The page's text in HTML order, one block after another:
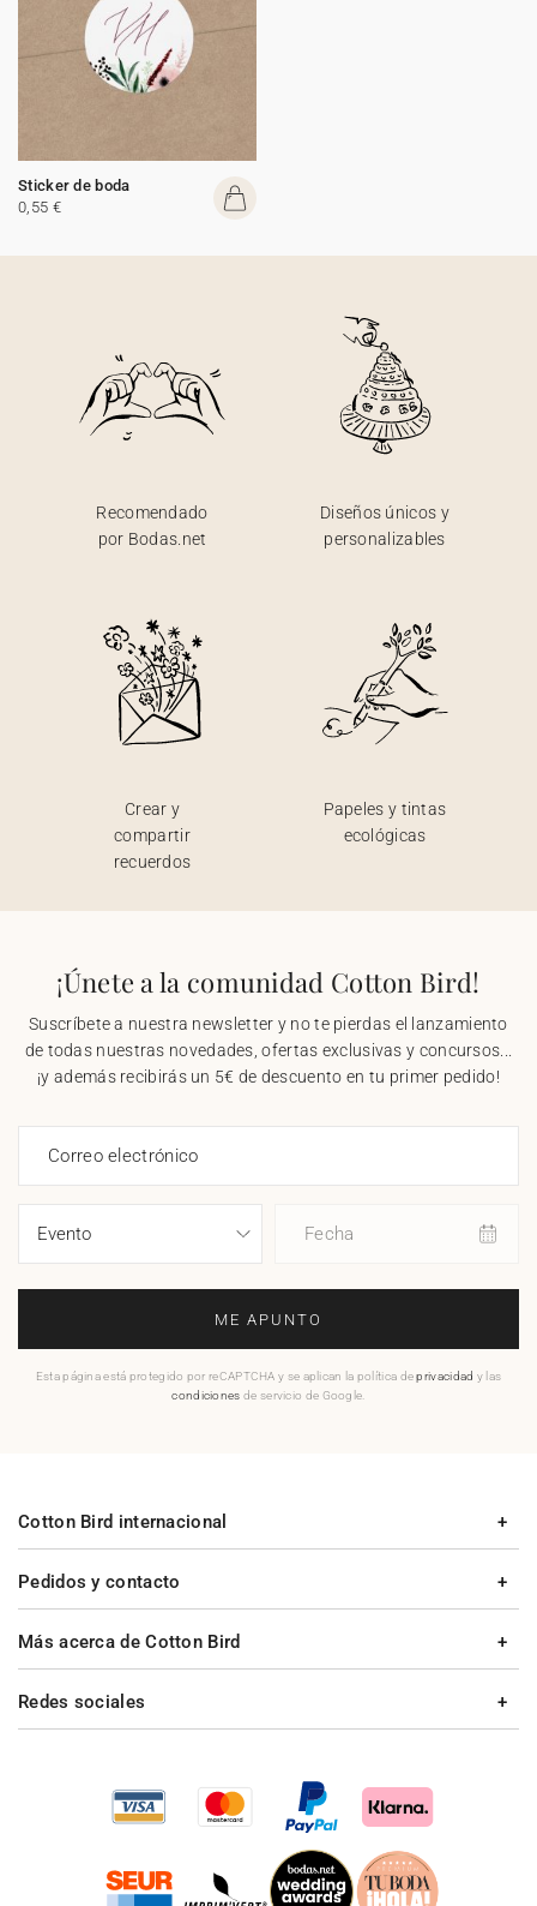
Sticker de boda
0,55 €
Recomendado
por Bodas.net
Diseños únicos y
personalizables
Crear y
compartir
recuerdos
Papeles y tintas
ecológicas
¡Únete a la comunidad Cotton Bird!
Suscríbete a nuestra newsletter y no te pierdas el lanzamiento
de todas nuestras novedades, ofertas exclusivas y concursos...
¡y además recibirás un 5€ de descuento en tu primer pedido!
Correo electrónico
Fecha
ME APUNTO
Esta página está protegido por reCAPTCHA y se aplican la política deprivacidad y las
condiciones de servicio de Google.
Pedidos y contacto
Más acerca de Cotton Bird
Cotton Bird internacional
Redes sociales